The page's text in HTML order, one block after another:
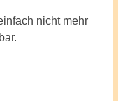
nicht mehr